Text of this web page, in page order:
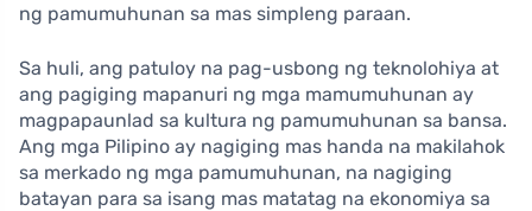
ng pamumuhunan sa mas simpleng paraan.
Sa huli, ang patuloy na pag-usbong ng teknolohiya at
ang pagiging mapanuri ng mga mamumuhunan ay
magpapaunlad sa kultura ng pamumuhunan sa bansa.
Ang mga Pilipino ay nagiging mas handa na makilahok
sa merkado ng mga pamumuhunan, na nagiging
batayan para sa isang mas matatag na ekonomiya sa